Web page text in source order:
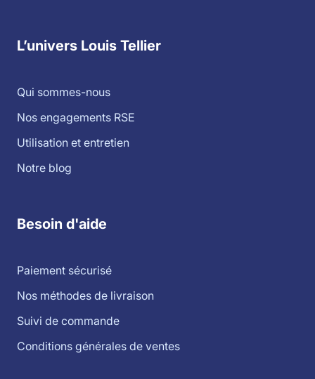
L’univers Louis Tellier
Qui sommes-nous
Nos engagements RSE
Utilisation et entretien
Notre blog
Besoin d'aide
Paiement sécurisé
Nos méthodes de livraison
Suivi de commande
Conditions générales de ventes